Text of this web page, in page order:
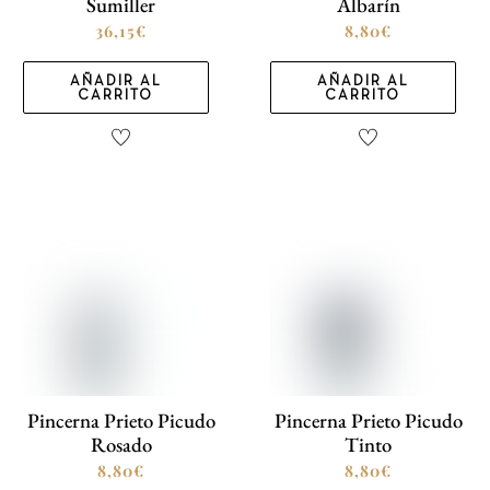
36,15€
AÑADIR AL
CARRITO
8,80€
AÑADIR AL
CARRITO
Pincerna Prieto Picudo
Rosado
8,80€
Pincerna Prieto Picudo
Tinto
8,80€